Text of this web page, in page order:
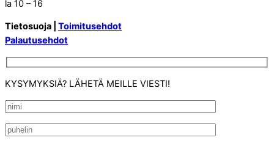
la 10 – 16
Tietosuoja | Toimitusehdot
Palautusehdot
KYSYMYKSIÄ? LÄHETÄ MEILLE VIESTI!